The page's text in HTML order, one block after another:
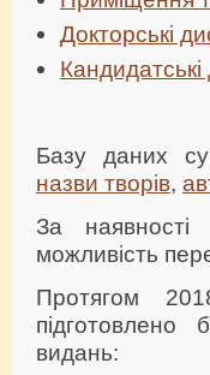
Докторські
Кандидатські
Базу даних
назви творів,
За наявності
можливість
Протягом
підготовлено
видань: